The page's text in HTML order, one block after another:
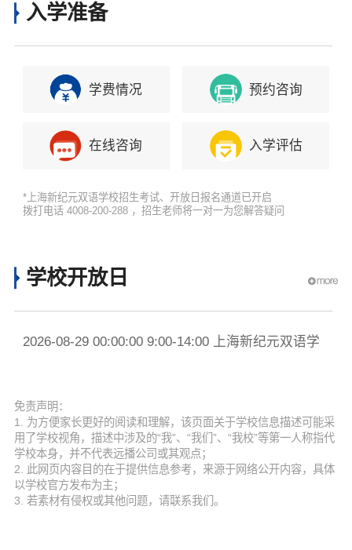
入学准备
学费情况 预约咨询
在线咨询 入学评估
*上海新纪元双语学校招生考试、开放日报名通道已开启
拨打电话 4008-200-288 ，招生老师将一对一为您解答疑问
学校开放日
2026-08-29 00:00:00 9:00-14:00 上海新纪元双语学
免责声明：
1. 为方便家长更好的阅读和理解，该页面关于学校信息描述可能采
用了学校视角，描述中涉及的“我”、“我们”、“我校”等第一人称指代
学校本身，并不代表远播公司或其观点；
2. 此网页内容目的在于提供信息参考，来源于网络公开内容，具体
以学校官方发布为主；
3. 若素材有侵权或其他问题，请联系我们。